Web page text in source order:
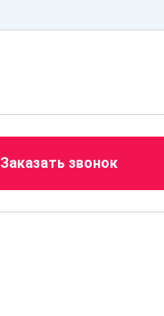
Заказать звонок